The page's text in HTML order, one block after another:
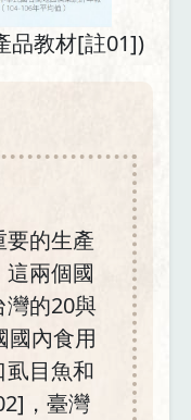
品教材[註01])
要的生產
兩個國
灣的20與
國內食用
目魚和
，臺灣